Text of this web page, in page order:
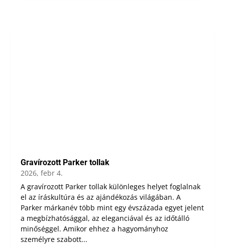
Gravírozott Parker tollak
2026, febr 4.
A gravírozott Parker tollak különleges helyet foglalnak
el az íráskultúra és az ajándékozás világában. A
Parker márkanév több mint egy évszázada egyet jelent
a megbízhatósággal, az eleganciával és az időtálló
minőséggel. Amikor ehhez a hagyományhoz
személyre szabott...